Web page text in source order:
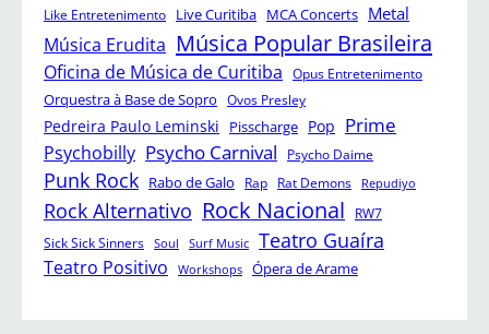
Like Entretenimento Live Curitiba MCA Concerts Metal
Música Erudita Música Popular Brasileira
Oficina de Música de Curitiba Opus Entretenimento
Orquestra à Base de Sopro Ovos Presley
Pedreira Paulo Leminski Pisscharge Pop Prime
Psychobilly Psycho Carnival Psycho Daime
Punk Rock Rabo de Galo Rap Rat Demons Repudiyo
Rock Alternativo Rock Nacional
RW7
Sick Sick Sinners
Soul Surf Music Teatro Guaíra
Teatro Positivo Workshops Ópera de Arame